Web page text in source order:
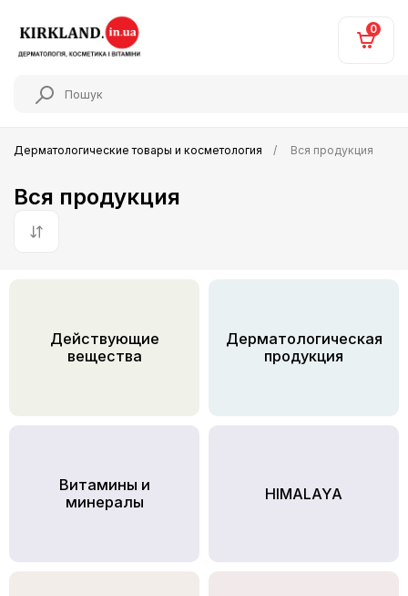
0
Дерматологические товары и косметология Вся продукция
Вся продукция
По умолчанию
Действующие
вещества
Дерматологическая
продукция
Витамины и
минералы
HIMALAYA